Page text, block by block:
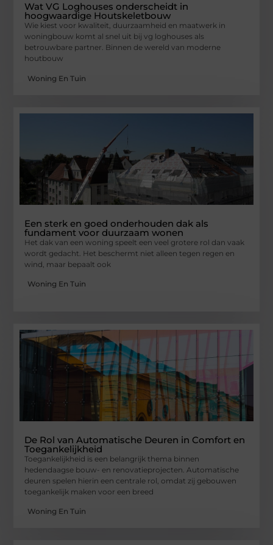
Wat VG Loghouses onderscheidt in
hoogwaardige Houtskeletbouw
Wie kiest voor kwaliteit, duurzaamheid en maatwerk in
woningbouw komt al snel uit bij vg loghouses als
betrouwbare partner. Binnen de wereld van moderne
houtbouw
Woning En Tuin
Een sterk en goed onderhouden dak als
fundament voor duurzaam wonen
Het dak van een woning speelt een veel grotere rol dan vaak
wordt gedacht. Het beschermt niet alleen tegen regen en
wind, maar bepaalt ook
Woning En Tuin
De Rol van Automatische Deuren in Comfort en
Toegankelijkheid
Toegankelijkheid is een belangrijk thema binnen
hedendaagse bouw- en renovatieprojecten. Automatische
deuren spelen hierin een centrale rol, omdat zij gebouwen
toegankelijk maken voor een breed
Woning En Tuin